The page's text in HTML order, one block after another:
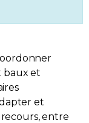
baux et
et
entre